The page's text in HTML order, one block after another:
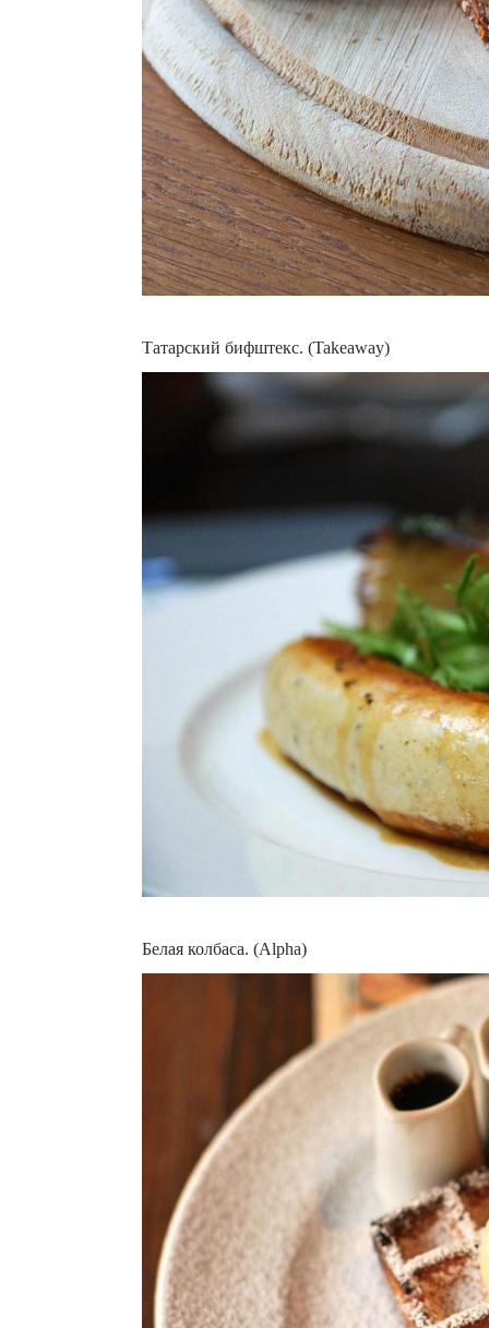
Татарский бифштекс. (Takeaway)
Белая колбаса. (Alpha)